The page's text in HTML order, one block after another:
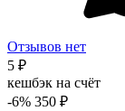
Отзывов нет
5 ₽
кешбэк на счёт
-6% 350 ₽